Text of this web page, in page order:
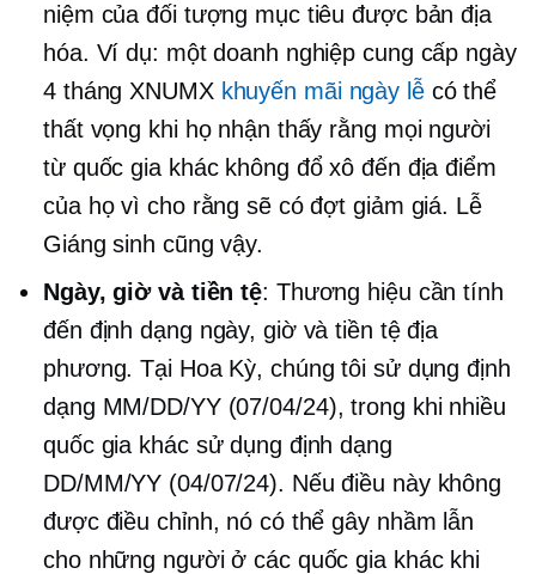
niệm của đối tượng mục tiêu được bản địa
hóa. Ví dụ: một doanh nghiệp cung cấp ngày
4 tháng XNUMX khuyến mãi ngày lễcó thể
thất vọng khi họ nhận thấy rằng mọi người
từ quốc gia khác không đổ xô đến địa điểm
của họ vì cho rằng sẽ có đợt giảm giá. Lễ
Giáng sinh cũng vậy.
Ngày, giờ và tiền tệ: Thương hiệu cần tính
đến định dạng ngày, giờ và tiền tệ địa
phương. Tại Hoa Kỳ, chúng tôi sử dụng định
dạng MM/DD/YY (07/04/24), trong khi nhiều
quốc gia khác sử dụng định dạng
DD/MM/YY (04/07/24). Nếu điều này không
được điều chỉnh, nó có thể gây nhầm lẫn
cho những người ở các quốc gia khác khi